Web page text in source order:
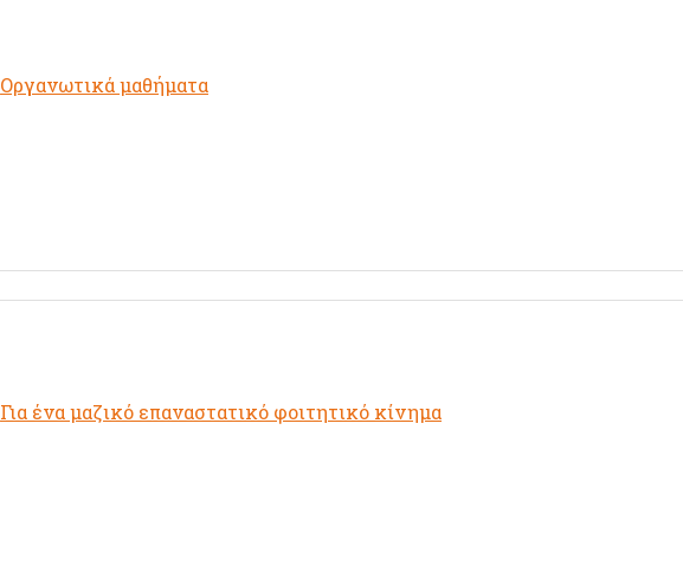
Οργανωτικά μαθήματα
Για ένα μαζικό επαναστατικό φοιτητικό κίνημα